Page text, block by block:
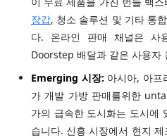
장갑, 청소 솔루션 및 기타 통
다. 온라인 판매 채널은 사
Doorstep 배달과 같은 사용자
Emerging 시장: 아시아, 아프
가 개발 가방 판매를위한
가의 급속한 도시화는 도시에
습니다. 신흥 시장에서 현지